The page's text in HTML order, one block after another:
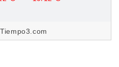
Tiempo3.com